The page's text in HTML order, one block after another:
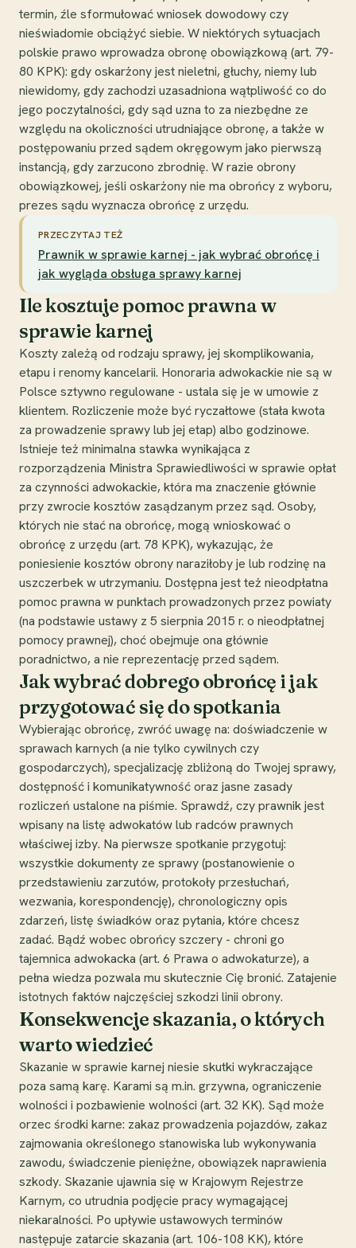
termin, źle sformułować wniosek dowodowy czy
nieświadomie obciążyć siebie. W niektórych sytuacjach
polskie prawo wprowadza obronę obowiązkową (art. 79-
80 KPK): gdy oskarżony jest nieletni, głuchy, niemy lub
niewidomy, gdy zachodzi uzasadniona wątpliwość co do
jego poczytalności, gdy sąd uzna to za niezbędne ze
względu na okoliczności utrudniające obronę, a także w
postępowaniu przed sądem okręgowym jako pierwszą
instancją, gdy zarzucono zbrodnię. W razie obrony
obowiązkowej, jeśli oskarżony nie ma obrońcy z wyboru,
prezes sądu wyznacza obrońcę z urzędu.
PRZECZYTAJ TEŻ
Prawnik w sprawie karnej - jak wybrać obrońcę i
jak wygląda obsługa sprawy karnej
Ile kosztuje pomoc prawna w
sprawie karnej
Koszty zależą od rodzaju sprawy, jej skomplikowania,
etapu i renomy kancelarii. Honoraria adwokackie nie są w
Polsce sztywno regulowane - ustala się je w umowie z
klientem. Rozliczenie może być ryczałtowe (stała kwota
za prowadzenie sprawy lub jej etap) albo godzinowe.
Istnieje też minimalna stawka wynikająca z
rozporządzenia Ministra Sprawiedliwości w sprawie opłat
za czynności adwokackie, która ma znaczenie głównie
przy zwrocie kosztów zasądzanym przez sąd. Osoby,
których nie stać na obrońcę, mogą wnioskować o
obrońcę z urzędu (art. 78 KPK), wykazując, że
poniesienie kosztów obrony naraziłoby je lub rodzinę na
uszczerbek w utrzymaniu. Dostępna jest też nieodpłatna
pomoc prawna w punktach prowadzonych przez powiaty
(na podstawie ustawy z 5 sierpnia 2015 r. o nieodpłatnej
pomocy prawnej), choć obejmuje ona głównie
poradnictwo, a nie reprezentację przed sądem.
Jak wybrać dobrego obrońcę i jak
przygotować się do spotkania
Wybierając obrońcę, zwróć uwagę na: doświadczenie w
sprawach karnych (a nie tylko cywilnych czy
gospodarczych), specjalizację zbliżoną do Twojej sprawy,
dostępność i komunikatywność oraz jasne zasady
rozliczeń ustalone na piśmie. Sprawdź, czy prawnik jest
wpisany na listę adwokatów lub radców prawnych
właściwej izby. Na pierwsze spotkanie przygotuj:
wszystkie dokumenty ze sprawy (postanowienie o
przedstawieniu zarzutów, protokoły przesłuchań,
wezwania, korespondencję), chronologiczny opis
zdarzeń, listę świadków oraz pytania, które chcesz
zadać. Bądź wobec obrońcy szczery - chroni go
tajemnica adwokacka (art. 6 Prawa o adwokaturze), a
pełna wiedza pozwala mu skutecznie Cię bronić. Zatajenie
istotnych faktów najczęściej szkodzi linii obrony.
Konsekwencje skazania, o których
warto wiedzieć
Skazanie w sprawie karnej niesie skutki wykraczające
poza samą karę. Karami są m.in. grzywna, ograniczenie
wolności i pozbawienie wolności (art. 32 KK). Sąd może
orzec środki karne: zakaz prowadzenia pojazdów, zakaz
zajmowania określonego stanowiska lub wykonywania
zawodu, świadczenie pieniężne, obowiązek naprawienia
szkody. Skazanie ujawnia się w Krajowym Rejestrze
Karnym, co utrudnia podjęcie pracy wymagającej
niekaralności. Po upływie ustawowych terminów
następuje zatarcie skazania (art. 106-108 KK), które